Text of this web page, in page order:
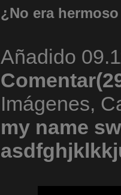
¿No era hermoso
Añadido
Imágenes,
my name